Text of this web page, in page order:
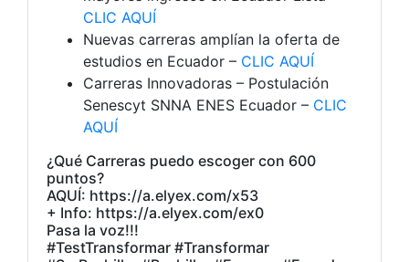
CLIC AQUÍ
Nuevas carreras amplían la oferta de
estudios en Ecuador – CLIC AQUÍ
Carreras Innovadoras – Postulación
Senescyt SNNA ENES Ecuador – CLIC
AQUÍ
¿Qué Carreras puedo escoger con 600
puntos?
AQUÍ: https://a.elyex.com/x53
+ Info: https://a.elyex.com/ex0
Pasa la voz!!!
#TestTransformar #Transformar